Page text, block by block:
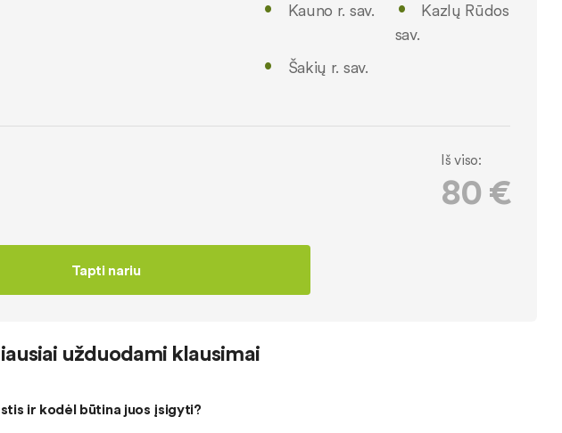
Kauno r. sav.
Kazlų Rūdos
sav.
Šakių r. sav.
Iš viso:
80 €
Tapti nariu
užduodami klausimai
ir kodėl būtina juos įsigyti?